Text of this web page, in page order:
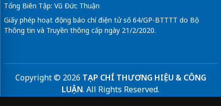
Tổng Biên Tập: Vũ Đức Thuận
Giấy phép hoạt động báo chí điện tử số 64/GP-BTTTT do Bộ
Thông tin và Truyền thông cấp ngày 21/2/2020.
Copyright © 2026 TẠP CHÍ THƯƠNG HIỆU & CÔNG
LUẬN. All Rights Reserved.